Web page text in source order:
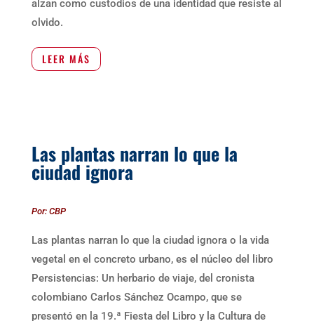
alzan como custodios de una identidad que resiste al
olvido.
LEER MÁS
Las plantas narran lo que la
ciudad ignora
Por: CBP
Las plantas narran lo que la ciudad ignora o la vida
vegetal en el concreto urbano, es el núcleo del libro
Persistencias: Un herbario de viaje, del cronista
colombiano Carlos Sánchez Ocampo, que se
presentó en la 19.ª Fiesta del Libro y la Cultura de